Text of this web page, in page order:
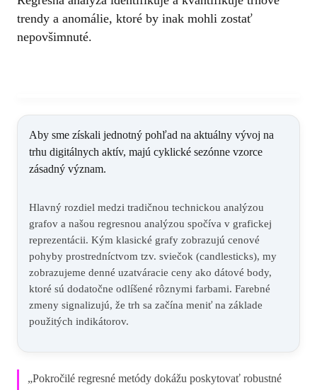
trendy a anomálie, ktoré by inak mohli zostať
nepovšimnuté.
Aby sme získali jednotný pohľad na aktuálny vývoj na
trhu digitálnych aktív, majú cyklické sezónne vzorce
zásadný význam.
Hlavný rozdiel medzi tradičnou technickou analýzou
grafov a našou regresnou analýzou spočíva v grafickej
reprezentácii. Kým klasické grafy zobrazujú cenové
pohyby prostredníctvom tzv. sviečok (candlesticks), my
zobrazujeme denné uzatváracie ceny ako dátové body,
ktoré sú dodatočne odlíšené rôznymi farbami. Farebné
zmeny signalizujú, že trh sa začína meniť na základe
použitých indikátorov.
„Pokročilé regresné metódy dokážu poskytovať robustné